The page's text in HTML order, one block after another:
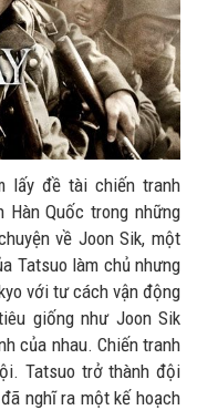
lấy đề tài chiến tranh
Quốc trong những
về Joon Sik, một
Tatsuo làm chủ nhưng
với tư cách vận động
giống như Joon Sik
của nhau. Chiến tranh
Tatsuo trở thành đội
nghĩ ra một kế hoạch